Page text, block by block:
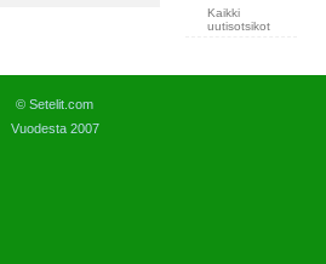
Kaikki
uutisotsikot
© Setelit.com
Vuodesta 2007